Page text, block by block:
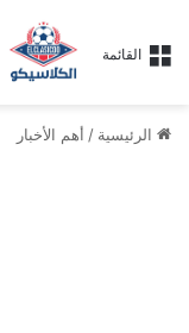
القائمة
الرئيسية / أهم الأخبار